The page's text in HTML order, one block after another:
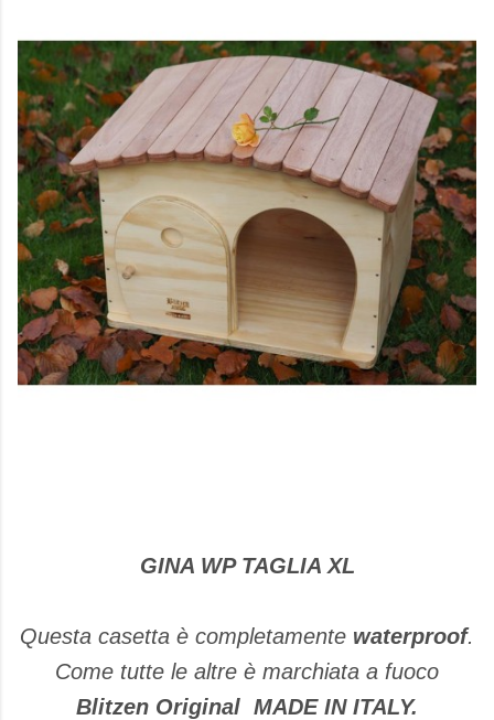
GINA WP TAGLIA XL
Questa casetta è completamente waterproof.
Come tutte le altre è marchiata a fuoco
Blitzen Original MADE IN ITALY.